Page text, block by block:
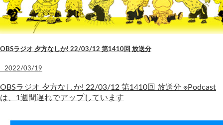
OBSラジオ 夕方なしか! 22/03/12 第1410回 放送分
2022/03/19
OBSラジオ 夕方なしか! 22/03/12 第1410回 放送分 ※Podcast
は、1週間遅れでアップしています